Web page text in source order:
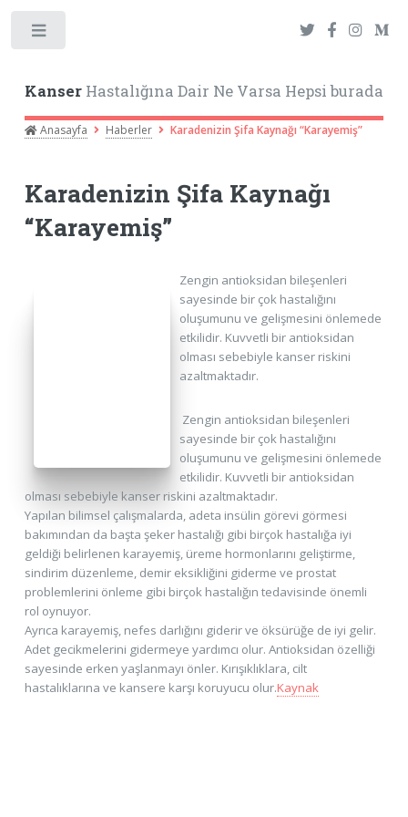
KanserHastalığına Dair Ne Varsa Hepsi burada
Anasayfa Haberler Karadenizin Şifa Kaynağı “Karayemiş”
Karadenizin Şifa Kaynağı
“Karayemiş”
Zengin antioksidan bileşenleri
sayesinde bir çok hastalığını
oluşumunu ve gelişmesini önlemede
etkilidir. Kuvvetli bir antioksidan
olması sebebiyle kanser riskini
azaltmaktadır.
Zengin antioksidan bileşenleri
sayesinde bir çok hastalığını
oluşumunu ve gelişmesini önlemede
etkilidir. Kuvvetli bir antioksidan
olması sebebiyle kanser riskini azaltmaktadır.
Yapılan bilimsel çalışmalarda, adeta insülin görevi görmesi
bakımından da başta şeker hastalığı gibi birçok hastalığa iyi
geldiği belirlenen karayemiş, üreme hormonlarını geliştirme,
sindirim düzenleme, demir eksikliğini giderme ve prostat
problemlerini önleme gibi birçok hastalığın tedavisinde önemli
rol oynuyor.
Ayrıca karayemiş, nefes darlığını giderir ve öksürüğe de iyi gelir.
Adet gecikmelerini gidermeye yardımcı olur. Antioksidan özelliği
sayesinde erken yaşlanmayı önler. Kırışıklıklara, cilt
hastalıklarına ve kansere karşı koruyucu olur.Kaynak